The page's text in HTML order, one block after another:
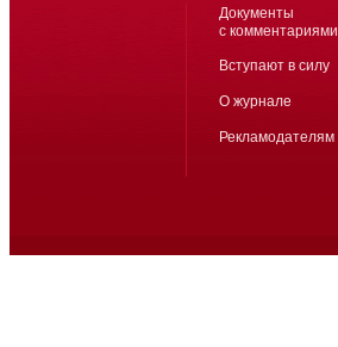
Документы
с комментариями
Вступают в силу
О журнале
Рекламодателям